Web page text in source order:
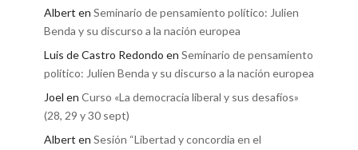
Albert en Seminario de pensamiento político: Julien
Benda y su discurso a la nación europea
Luis de Castro Redondo en Seminario de pensamiento
político: Julien Benda y su discurso a la nación europea
Joel en Curso «La democracia liberal y sus desafíos»
(28, 29 y 30 sept)
Albert en Sesión “Libertad y concordia en el